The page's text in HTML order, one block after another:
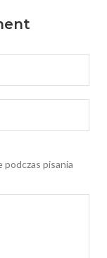
podczas pisania